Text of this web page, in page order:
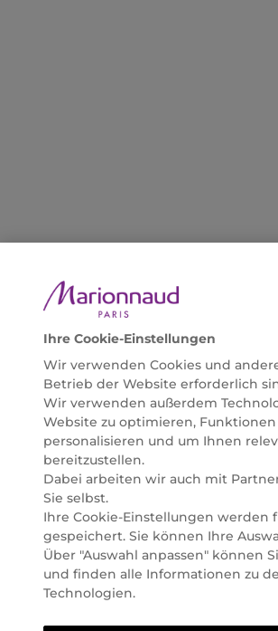
Ihre Cookie-Einstellungen
Wir verwenden Cookies und
Betrieb der Website erforderlich
Wir verwenden außerdem
Website zu optimieren,
personalisieren und um Ihnen
bereitzustellen.
Dabei arbeiten wir auch mit
Sie selbst.
Ihre Cookie-Einstellungen werden
gespeichert. Sie können Ihre
Über "Auswahl anpassen" können
und finden alle Informationen zu
Technologien.